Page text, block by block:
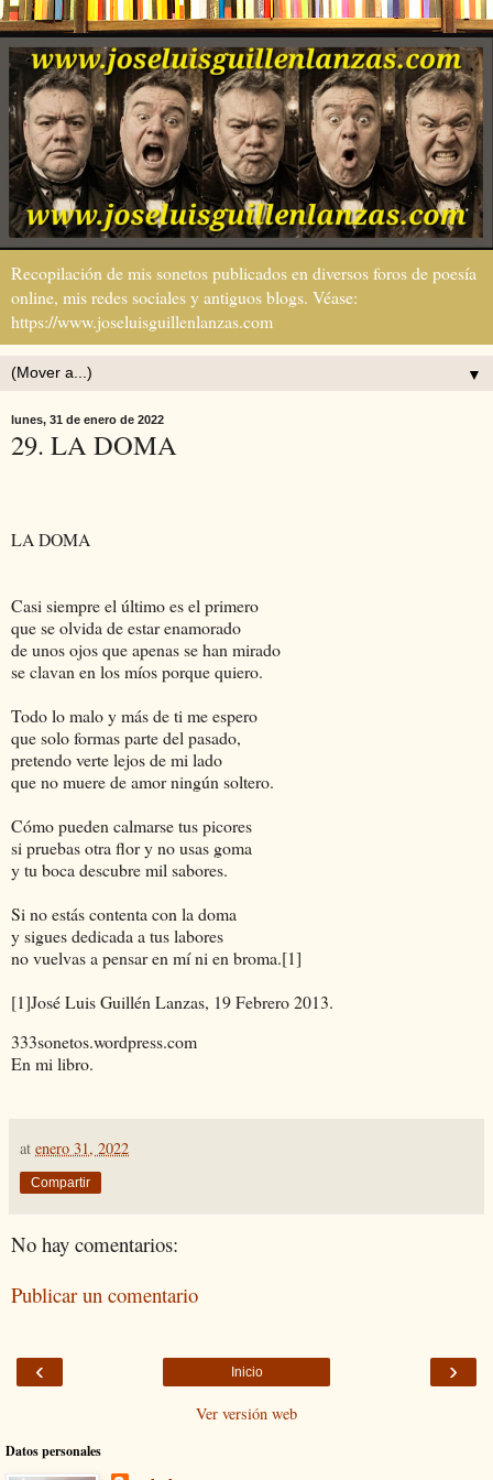
Recopilación de mis sonetos publicados en diversos foros de poesía
online, mis redes sociales y antiguos blogs. Véase:
https://www.joseluisguillenlanzas.com
▼
lunes, 31 de enero de 2022
29. LA DOMA
LA DOMA
Casi siempre el último es el primero
que se olvida de estar enamorado
de unos ojos que apenas se han mirado
se clavan en los míos porque quiero.
Todo lo malo y más de ti me espero
que solo formas parte del pasado,
pretendo verte lejos de mi lado
que no muere de amor ningún soltero.
Cómo pueden calmarse tus picores
si pruebas otra flor y no usas goma
y tu boca descubre mil sabores.
Si no estás contenta con la doma
y sigues dedicada a tus labores
no vuelvas a pensar en mí ni en broma.[1]
[1]José Luis Guillén Lanzas, 19 Febrero 2013.
333sonetos.wordpress.com
En mi libro.
at enero 31, 2022
Compartir
No hay comentarios:
Publicar un comentario
‹ ›
Inicio
Ver versión web
Datos personales